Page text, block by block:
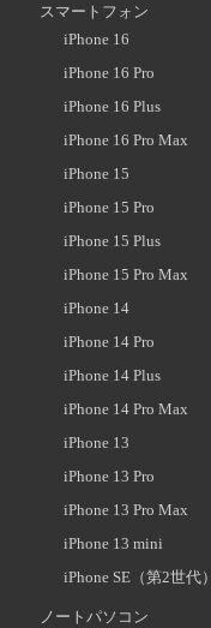
スマートフォン
iPhone 16
iPhone 16 Pro
iPhone 16 Plus
iPhone 16 Pro Max
iPhone 15
iPhone 15 Pro
iPhone 15 Plus
iPhone 15 Pro Max
iPhone 14
iPhone 14 Pro
iPhone 14 Plus
iPhone 14 Pro Max
iPhone 13
iPhone 13 Pro
iPhone 13 Pro Max
iPhone 13 mini
iPhone SE（第2世代）
ノートパソコン